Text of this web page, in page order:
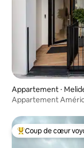
Appartement ⋅
Appartement
Coups de cœur
Coup de cœur